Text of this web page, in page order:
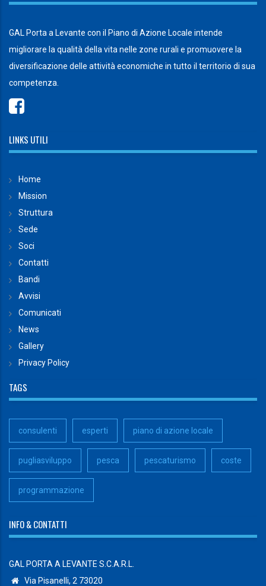
GAL Porta a Levante con il Piano di Azione Locale intende
migliorare la qualità della vita nelle zone rurali e promuovere la
diversificazione delle attività economiche in tutto il territorio di sua
competenza.
LINKS UTILI
Home
Mission
Struttura
Sede
Soci
Contatti
Bandi
Avvisi
Comunicati
News
Gallery
Privacy Policy
TAGS
consulenti esperti piano di azione locale
pugliasviluppo pesca pescaturismo coste
programmazione
INFO & CONTATTI
GAL PORTA A LEVANTE S.C.A.R.L.
Via Pisanelli, 2 73020